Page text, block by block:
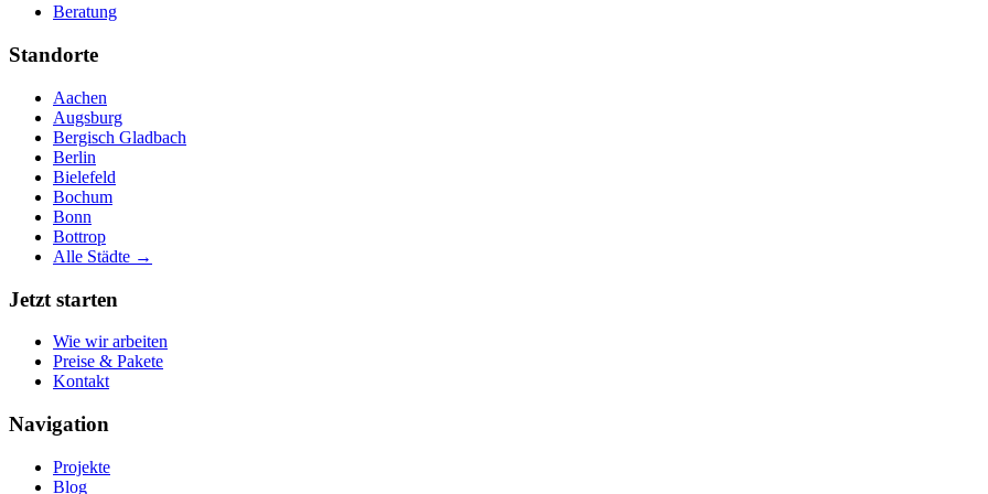
Beratung
Standorte
Aachen
Augsburg
Bergisch Gladbach
Berlin
Bielefeld
Bochum
Bonn
Bottrop
Alle Städte →
Jetzt starten
Wie wir arbeiten
Preise & Pakete
Kontakt
Navigation
Projekte
Blog